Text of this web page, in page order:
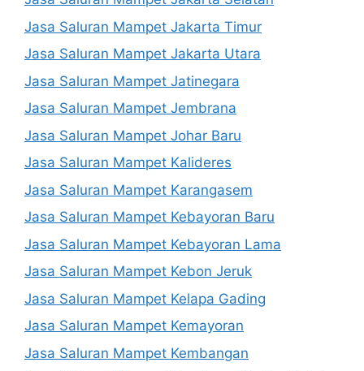
Jasa Saluran Mampet Jakarta Timur
Jasa Saluran Mampet Jakarta Utara
Jasa Saluran Mampet Jatinegara
Jasa Saluran Mampet Jembrana
Jasa Saluran Mampet Johar Baru
Jasa Saluran Mampet Kalideres
Jasa Saluran Mampet Karangasem
Jasa Saluran Mampet Kebayoran Baru
Jasa Saluran Mampet Kebayoran Lama
Jasa Saluran Mampet Kebon Jeruk
Jasa Saluran Mampet Kelapa Gading
Jasa Saluran Mampet Kemayoran
Jasa Saluran Mampet Kembangan